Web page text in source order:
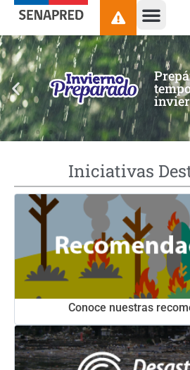
contenido
Iniciativas
Conoce nuestras